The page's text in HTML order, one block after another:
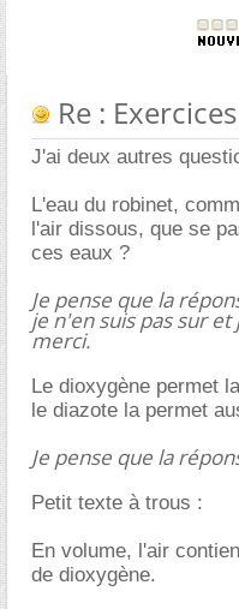
Re :
J'ai deux autres
L'eau du robinet,
l'air dissous, que se
ces eaux ?
Je pense que la
je n'en suis pas sur et
merci.
Le dioxygène permet
le diazote la permet
Je pense que la
Petit texte à trous :
En volume, l'air
de dioxygène.